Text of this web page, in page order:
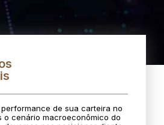
de sua carteira no
o cenário macroeconômico do